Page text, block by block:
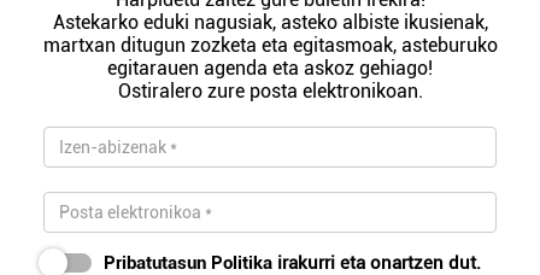
Astekarko eduki nagusiak, asteko albiste ikusienak,
martxan ditugun zozketa eta egitasmoak, asteburuko
egitarauen agenda eta askoz gehiago!
Ostiralero zure posta elektronikoan.
Pribatutasun Politika irakurri eta onartzen dut.